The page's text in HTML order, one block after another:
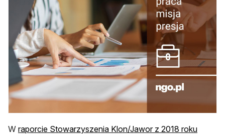
W raporcie Stowarzyszenia Klon/Jawor z 2018 roku